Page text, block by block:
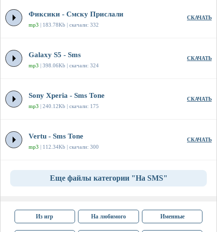
Фиксики - Смску Прислали
mp3 | 183.78Kb | скачали: 332
СКАЧАТЬ
Galaxy S5 - Sms
mp3 | 398.06Kb | скачали: 324
СКАЧАТЬ
Sony Xperia - Sms Tone
mp3 | 240.12Kb | скачали: 175
СКАЧАТЬ
Vertu - Sms Tone
mp3 | 112.34Kb | скачали: 300
СКАЧАТЬ
Еще файлы категории "На SMS"
Из игр На любимого Именные